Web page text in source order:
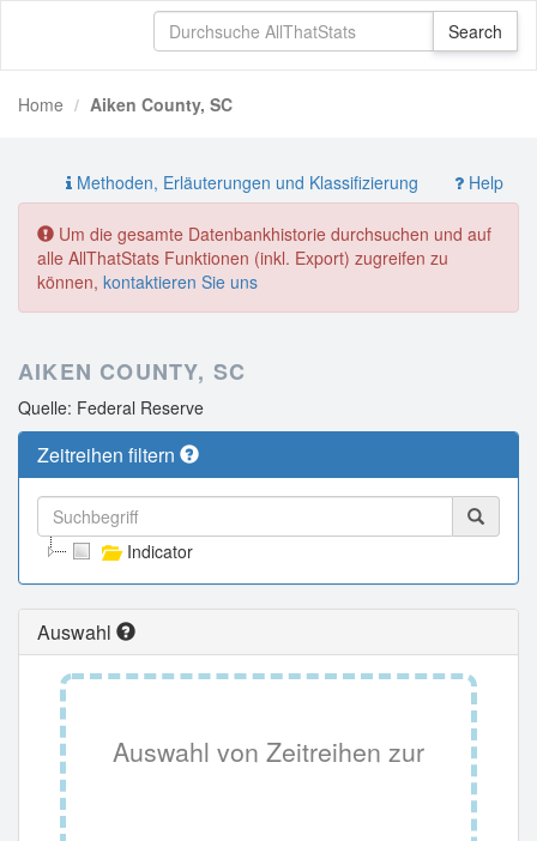
Home Aiken County, SC
Methoden, Erläuterungen und Klassifizierung Help
Um die gesamte Datenbankhistorie durchsuchen und auf
alle AllThatStats Funktionen (inkl. Export) zugreifen zu
können, kontaktieren Sie uns
AIKEN COUNTY, SC
Quelle: Federal Reserve
Zeitreihen filtern
Indicator
Auswahl
Auswahl von Zeitreihen zur